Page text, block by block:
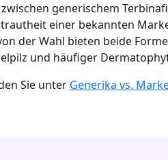
generischem
einer bekannten
der Wahl bieten beide
und häufiger
Sie unter Generika vs.